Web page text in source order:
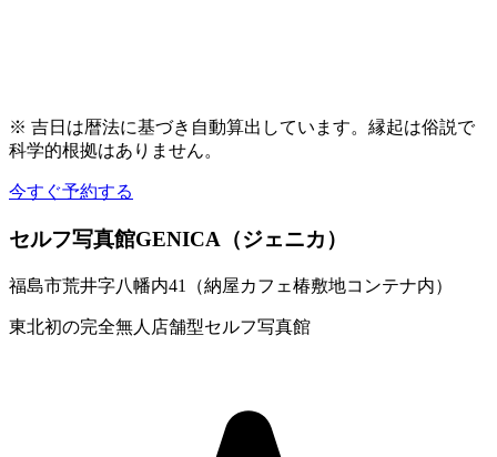
※ 吉日は暦法に基づき自動算出しています。縁起は俗説で
科学的根拠はありません。
今すぐ予約する
セルフ写真館GENICA（ジェニカ）
福島市荒井字八幡内41（納屋カフェ椿敷地コンテナ内）
東北初の完全無人店舗型セルフ写真館